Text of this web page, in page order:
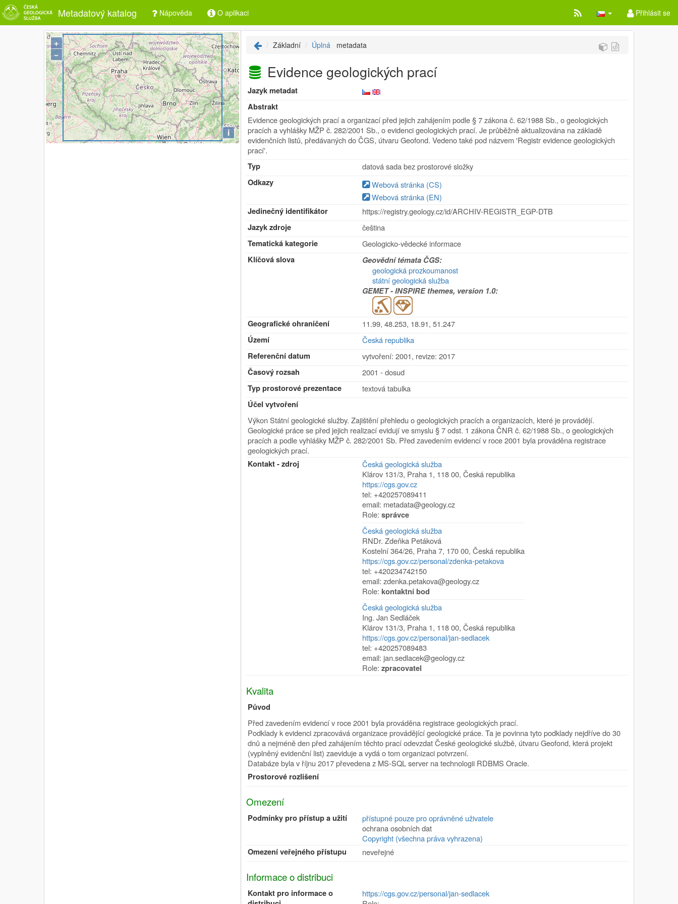
Metadatový katalog Nápověda O aplikaci Přihlásit se
+
−
i
Základní Úplná metadata
Evidence geologických prací
Jazyk metadat
Abstrakt
Evidence geologických prací a organizací před jejich zahájením podle § 7 zákona č. 62/1988 Sb., o geologických
pracích a vyhlášky MŽP č. 282/2001 Sb., o evidenci geologických prací. Je průběžně aktualizována na základě
evidenčních listů, předávaných do ČGS, útvaru Geofond. Vedeno také pod názvem 'Registr evidence geologických
prací'.
Typ
datová sada bez prostorové složky
Odkazy
Webová stránka (CS)
Webová stránka (EN)
Jedinečný identifikátor
https://registry.geology.cz/id/ARCHIV-REGISTR_EGP-DTB
Jazyk zdroje
čeština
Tematická kategorie
Geologicko-vědecké informace
Klíčová slova
Geovědní témata ČGS:
geologická prozkoumanost
státní geologická služba
GEMET - INSPIRE themes, version 1.0:
Geografické ohraničení
11.99, 48.253, 18.91, 51.247
Území
Česká republika
Referenční datum
vytvoření: 2001, revize: 2017
Časový rozsah
2001 - dosud
Typ prostorové prezentace
textová tabulka
Účel vytvoření
Výkon Státní geologické služby. Zajištění přehledu o geologických pracích a organizacích, které je provádějí.
Geologické práce se před jejich realizací evidují ve smyslu § 7 odst. 1 zákona ČNR č. 62/1988 Sb., o geologických
pracích a podle vyhlášky MŽP č. 282/2001 Sb. Před zavedením evidencí v roce 2001 byla prováděna registrace
geologických prací.
Kontakt - zdroj
Česká geologická služba
Klárov 131/3, Praha 1, 118 00,Česká republika
https://cgs.gov.cz
tel: +420257089411
email: metadata@geology.cz
Role:správce
Česká geologická služba
RNDr. Zdeňka Petáková
Kostelní 364/26, Praha 7, 170 00,Česká republika
https://cgs.gov.cz/personal/zdenka-petakova
tel: +420234742150
email: zdenka.petakova@geology.cz
Role:kontaktní bod
Česká geologická služba
Ing. Jan Sedláček
Klárov 131/3, Praha 1, 118 00,Česká republika
https://cgs.gov.cz/personal/jan-sedlacek
tel: +420257089483
email: jan.sedlacek@geology.cz
Role:zpracovatel
Kvalita
Původ
Před zavedením evidencí v roce 2001 byla prováděna registrace geologických prací.
Podklady k evidenci zpracovává organizace provádějící geologické práce. Ta je povinna tyto podklady nejdříve do 30
dnů a nejméně den před zahájením těchto prací odevzdat České geologické službě, útvaru Geofond, která projekt
(vyplněný evidenční list) zaeviduje a vydá o tom organizaci potvrzení.
Databáze byla v říjnu 2017 převedena z MS-SQL server na technologii RDBMS Oracle.
Prostorové rozlišení
Omezení
Podmínky pro přístup a užití
přístupné pouze pro oprávněné uživatele
ochrana osobních dat
Copyright (všechna práva vyhrazena)
Omezení veřejného přístupu
neveřejné
Informace o distribuci
Kontakt pro informace o
https://cgs.gov.cz/personal/jan-sedlacek